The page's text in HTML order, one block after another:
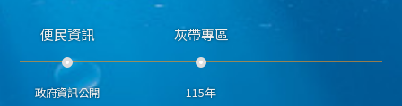
便民資訊
政府資訊公開
灰帶專區
115年